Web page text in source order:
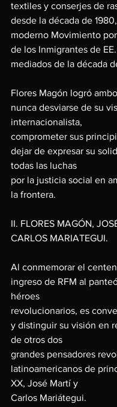
textiles y conserjes de
desde la década de
moderno Movimiento
de los Inmigrantes de
mediados de la década
Flores Magón logró
nunca desviarse de su
internacionalista,
comprometer sus
dejar de expresar su
todas las luchas
por la justicia social en
la frontera.
II. FLORES MAGÓN,
CARLOS MARIATEGUI.
Al conmemorar el
ingreso de RFM al
héroes
revolucionarios, es
y distinguir su visión en
de otros dos
grandes pensadores
latinoamericanos de
XX, José Martí y
Carlos Mariátegui.